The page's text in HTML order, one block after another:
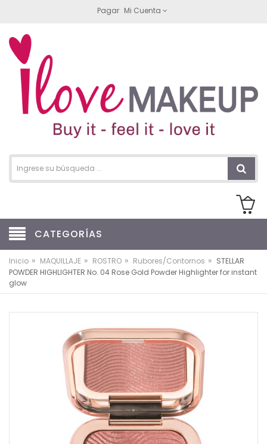
Pagar Mi Cuenta
CATEGORÍAS
Inicio » MAQUILLAJE » ROSTRO » Rubores/Contornos » STELLAR
POWDER HIGHLIGHTER No. 04 Rose Gold Powder Highlighter for instant
glow